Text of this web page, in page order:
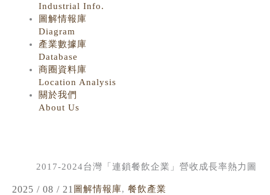
Industrial Info.
圖解情報庫
Diagram
產業數據庫
Database
商圈資料庫
Location Analysis
關於我們
About Us
2017-2024台灣「連鎖餐飲企業」營收成長率熱力圖
2025 / 08 / 21 圖解情報庫, 餐飲產業